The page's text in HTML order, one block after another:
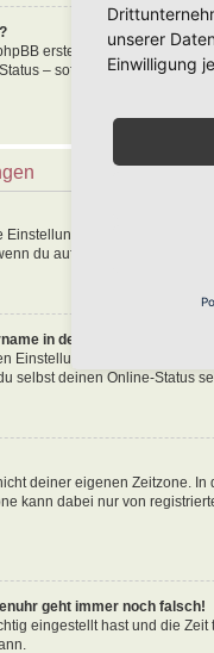
erstellt hat und die
– sofern sie von der
in der
du auf deinen
in der Online-Liste
Einstellungen eine Option
selbst deinen Online-Status
deiner eigenen Zeitzone.
kann dabei nur von
geht immer noch falsch!
eingestellt hast und die
unserer
Einwilligung